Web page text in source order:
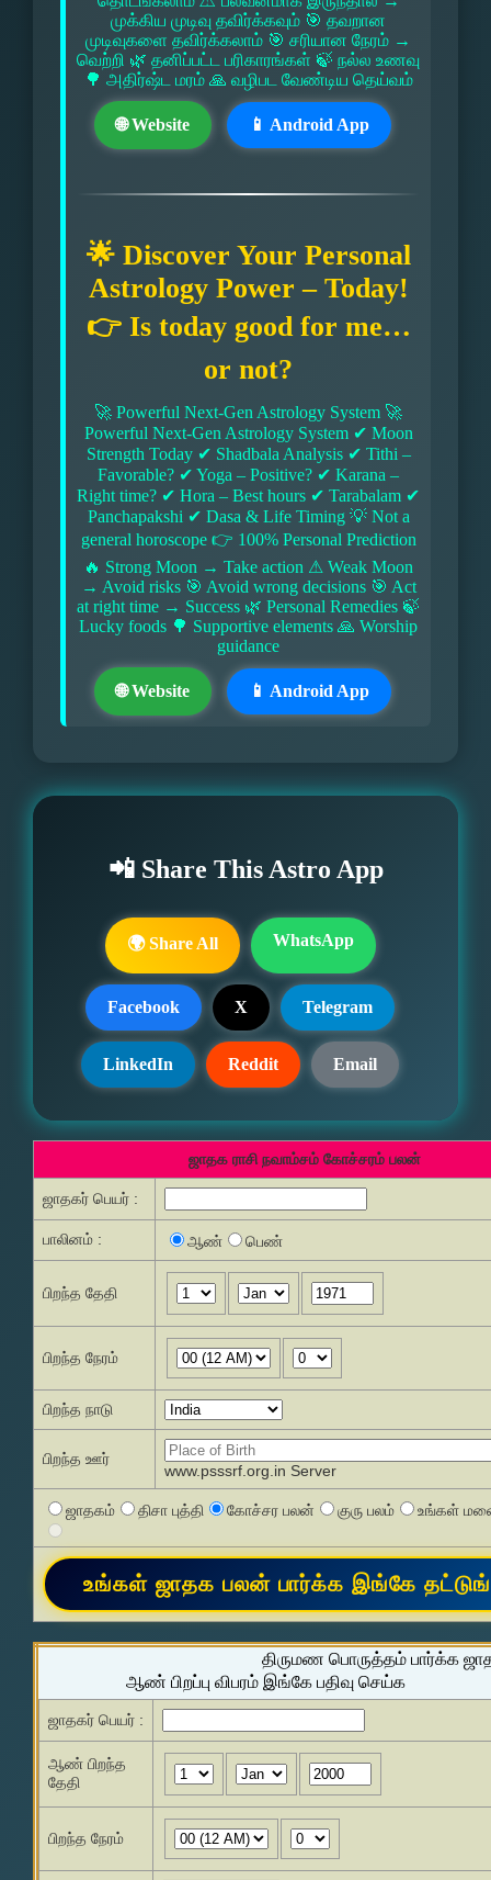
முக்கிய முடிவு தவிர்க்கவும் 🎯 தவறான
முடிவுகளை தவிர்க்கலாம் 🎯 சரியான நேரம் →
வெற்றி 🌿 தனிப்பட்ட பரிகாரங்கள் 🍃 நல்ல உணவு
🌳 அதிர்ஷ்ட மரம் 🙏 வழிபட வேண்டிய தெய்வம்
🌐 Website 📱 Android App
🌟 Discover Your Personal
Astrology Power – Today!
👉 Is today good for me…
or not?
🚀 Powerful Next-Gen Astrology System 🚀
Powerful Next-Gen Astrology System ✔ Moon
Strength Today ✔ Shadbala Analysis ✔ Tithi –
Favorable? ✔ Yoga – Positive? ✔ Karana –
Right time? ✔ Hora – Best hours ✔ Tarabalam ✔
Panchapakshi ✔ Dasa & Life Timing 💡 Not a
general horoscope 👉 100% Personal Prediction
🔥 Strong Moon → Take action ⚠ Weak Moon
→ Avoid risks 🎯 Avoid wrong decisions 🎯 Act
at right time → Success 🌿 Personal Remedies 🍃
Lucky foods 🌳 Supportive elements 🙏 Worship
guidance
🌐 Website 📱 Android App
📲 Share This Astro App
🌍 Share All WhatsApp
Facebook X Telegram
LinkedIn Reddit Email
ஜாதக ராசி நவாம்சம் கோச்சரம் பலன்
ஜாதகர் பெயர் :
பாலினம் : ஆண் பெண்
பிறந்த தேதி
பிறந்த நேரம்
பிறந்த நாடு
பிறந்த ஊர்
www.psssrf.org.in Server
ஜாதகம் திசா புத்தி கோச்சர பலன் குரு பலம் உங்கள்
திருமண பொருத்தம் பார்க்க
ஆண் பிறப்பு விபரம் இங்கே பதிவு செய்க
ஜாதகர் பெயர் :
ஆண் பிறந்த
தேதி
பிறந்த நேரம்